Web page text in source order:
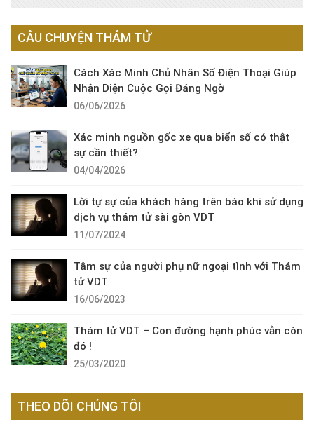
CÂU CHUYỆN THÁM TỬ
Cách Xác Minh Chủ Nhân Số Điện Thoại Giúp
Nhận Diện Cuộc Gọi Đáng Ngờ
06/06/2026
Xác minh nguồn gốc xe qua biển số có thật
sự cần thiết?
04/04/2026
Lời tự sự của khách hàng trên báo khi sử dụng
dịch vụ thám tử sài gòn VDT
11/07/2024
Tâm sự của người phụ nữ ngoại tình với Thám
tử VDT
16/06/2023
Thám tử VDT – Con đường hạnh phúc vẫn còn
đó !
25/03/2020
THEO DÕI CHÚNG TÔI